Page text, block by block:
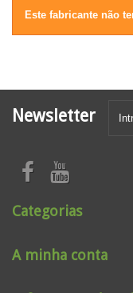
Este fabricante não
Newsletter
Categorias
A minha conta